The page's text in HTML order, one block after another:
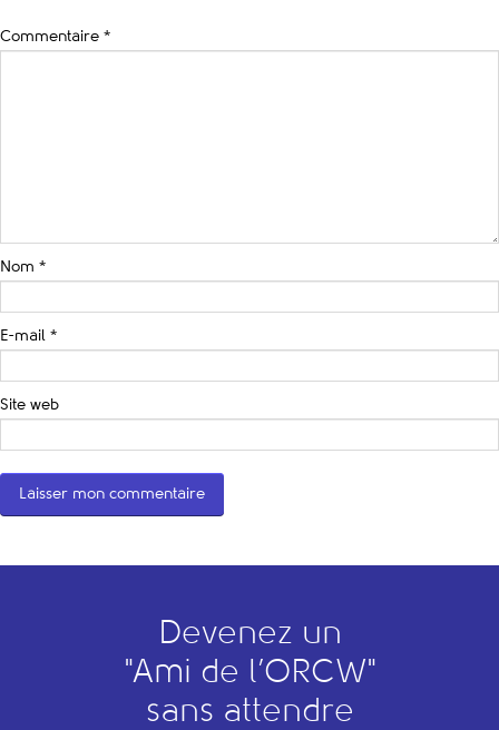
Commentaire *
Nom *
E-mail *
Site web
Devenez un
"Ami de l’ORCW"
sans attendre